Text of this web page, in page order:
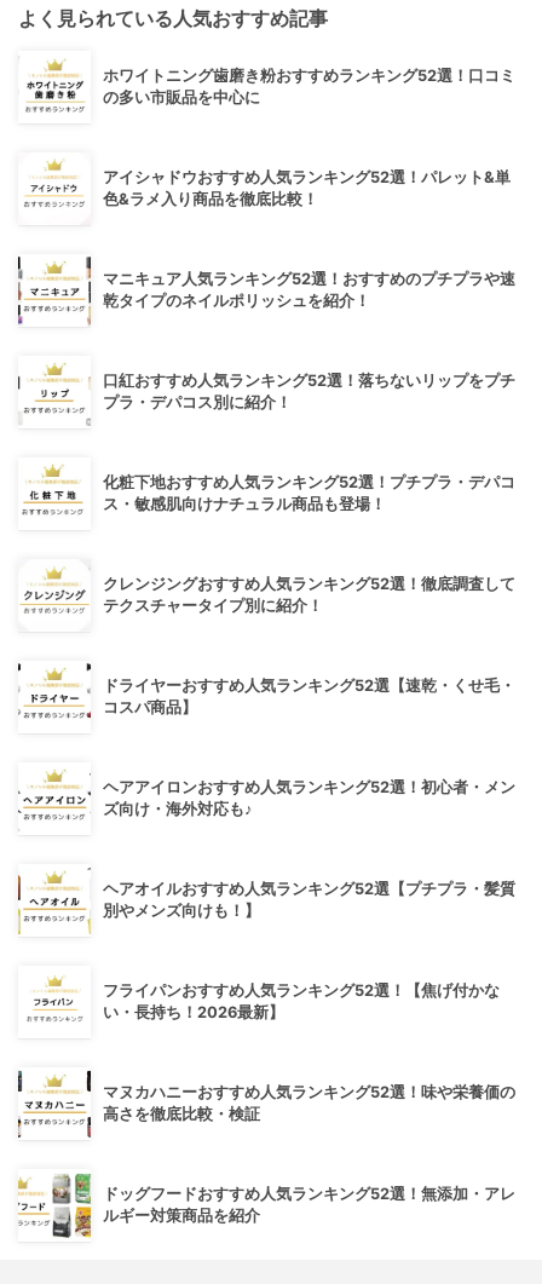
よく見られている人気おすすめ記事
ホワイトニング歯磨き粉おすすめランキング52選！口コミ
の多い市販品を中心に
アイシャドウおすすめ人気ランキング52選！パレット&単
色&ラメ入り商品を徹底比較！
マニキュア人気ランキング52選！おすすめのプチプラや速
乾タイプのネイルポリッシュを紹介！
口紅おすすめ人気ランキング52選！落ちないリップをプチ
プラ・デパコス別に紹介！
化粧下地おすすめ人気ランキング52選！プチプラ・デパコ
ス・敏感肌向けナチュラル商品も登場！
クレンジングおすすめ人気ランキング52選！徹底調査して
テクスチャータイプ別に紹介！
ドライヤーおすすめ人気ランキング52選【速乾・くせ毛・
コスパ商品】
ヘアアイロンおすすめ人気ランキング52選！初心者・メン
ズ向け・海外対応も♪
ヘアオイルおすすめ人気ランキング52選【プチプラ・髪質
別やメンズ向けも！】
フライパンおすすめ人気ランキング52選！【焦げ付かな
い・長持ち！2026最新】
マヌカハニーおすすめ人気ランキング52選！味や栄養価の
高さを徹底比較・検証
ドッグフードおすすめ人気ランキング52選！無添加・アレ
ルギー対策商品を紹介